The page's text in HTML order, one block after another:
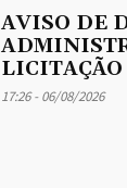
AVISO DE
17:26 - 06/08/2026